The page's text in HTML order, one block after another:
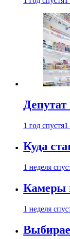
1 год спустя1
Куда
1 неделя
Камеры
1 неделя